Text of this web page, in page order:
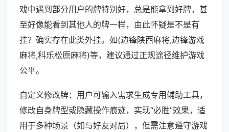
戏中遇到部分用户的牌特别好，总是能拿到好牌，甚
至好像能看到其他人的牌一样，由此怀疑是不是有
挂？确实存在此类外挂。如(边锋陕西麻将,边锋游戏
麻将,科乐松原麻将)等，建议通过正规途径维护游戏
公平。
自定义修改牌：用户可输入需求生成专用辅助工具，
修改自身牌型或隐藏操作痕迹，实现“必胜”效果，适
用于多种场景（如与好友对局），但需注意遵守游戏